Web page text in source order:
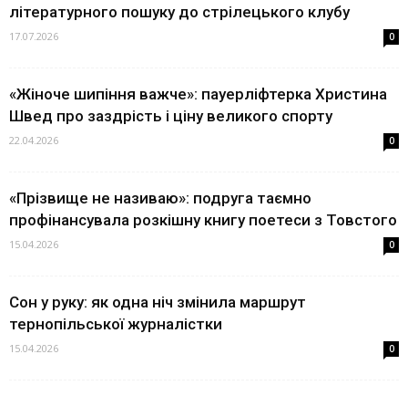
літературного пошуку до стрілецького клубу
17.07.2026 0
«Жіноче шипіння важче»: пауерліфтерка Христина
Швед про заздрість і ціну великого спорту
22.04.2026 0
«Прізвище не називаю»: подруга таємно
профінансувала розкішну книгу поетеси з Товстого
15.04.2026 0
Сон у руку: як одна ніч змінила маршрут
тернопільської журналістки
15.04.2026 0